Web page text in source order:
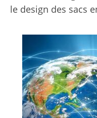
le design des sacs